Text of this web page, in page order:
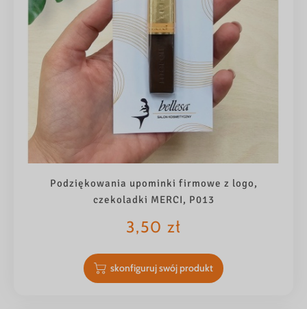
Podziękowania upominki firmowe z logo,
czekoladki MERCI, P013
3,50 zł
skonfiguruj swój produkt